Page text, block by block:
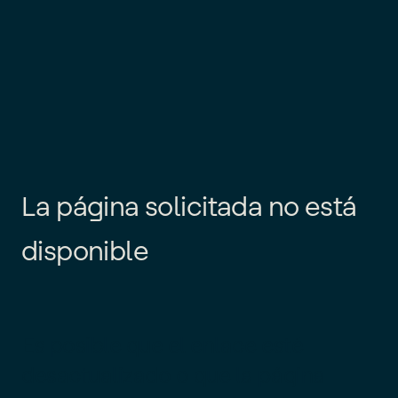
La página solicitada no está
disponible